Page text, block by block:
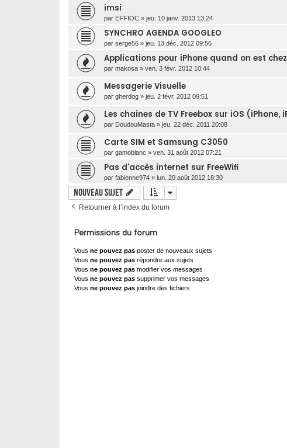
imsi
par EFFIOC » jeu. 10 janv. 2013 13:24
SYNCHRO AGENDA GOOGLEO
par serge56 » jeu. 13 déc. 2012 09:56
Applications pour iPhone quand on est chez
par makosa » ven. 3 févr. 2012 10:44
Messagerie Visuelle
par gherdog » jeu. 2 févr. 2012 09:51
Les chaines de TV Freebox sur iOS (iPhone,
par DoudouMasta » jeu. 22 déc. 2011 20:08
Carte SIM et Samsung C3050
par gamoblanc » ven. 31 août 2012 07:21
Pas d'accès internet sur FreeWifi
par fabienne974 » lun. 20 août 2012 18:30
Nouveau sujet
Retourner à l’index du forum
Permissions du forum
Vous ne pouvez pas poster de nouveaux sujets
Vous ne pouvez pas répondre aux sujets
Vous ne pouvez pas modifier vos messages
Vous ne pouvez pas supprimer vos messages
Vous ne pouvez pas joindre des fichiers